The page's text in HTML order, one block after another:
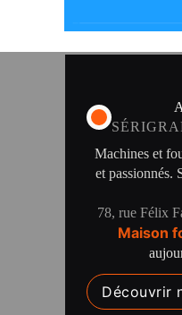
Machines et
et passionnés.
78, rue Félix
Maison
Découvrir